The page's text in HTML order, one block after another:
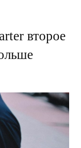
второе